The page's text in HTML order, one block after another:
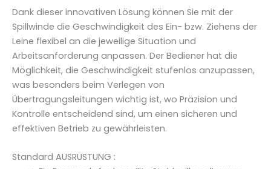
7
0
M
e
n
e
Dank dieser innovativen Lösung können Sie mit der
Spillwinde die Geschwindigkeit des Ein- bzw. Ziehens der
Leine flexibel an die jeweilige Situation und
Arbeitsanforderung anpassen. Der Bediener hat die
Möglichkeit, die Geschwindigkeit stufenlos anzupassen,
was besonders beim Verlegen von
Übertragungsleitungen wichtig ist, wo Präzision und
Kontrolle entscheidend sind, um einen sicheren und
effektiven Betrieb zu gewährleisten.
Standard AUSRÜSTUNG :